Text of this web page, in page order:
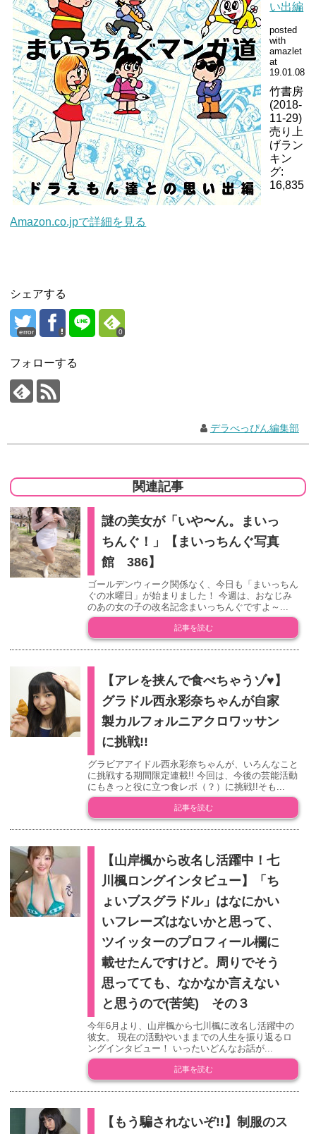
い出編
posted
with
amazlet
at
19.01.08
竹書房
(2018-
11-29)
売り上
げラン
キン
グ:
16,835
Amazon.co.jpで詳細を見る
シェアする
error 0
フォローする
デラべっぴん編集部
関連記事
謎の美女が「いや〜ん。まいっ
ちんぐ！」【まいっちんぐ写真
館 386】
ゴールデンウィーク関係なく、今日も「まいっちん
ぐの水曜日」が始まりました！ 今週は、おなじみ
のあの女の子の改名記念まいっちんぐですよ～...
記事を読む
【アレを挟んで食べちゃうゾ♥】
グラドル西永彩奈ちゃんが自家
製カルフォルニアクロワッサン
に挑戦!!
グラビアアイドル西永彩奈ちゃんが、いろんなこと
に挑戦する期間限定連載!! 今回は、今後の芸能活動
にもきっと役に立つ食レポ（？）に挑戦!!そも...
記事を読む
【山岸楓から改名し活躍中！七
川楓ロングインタビュー】「ち
ょいブスグラドル」はなにかい
いフレーズはないかと思って、
ツイッターのプロフィール欄に
載せたんですけど。周りでそう
思ってても、なかなか言えない
と思うので(苦笑) その３
今年6月より、山岸楓から七川楓に改名し活躍中の
彼女。 現在の活動やいままでの人生を振り返るロ
ングインタビュー！ いったいどんなお話が...
記事を読む
【もう騙されないぞ!!】制服のス